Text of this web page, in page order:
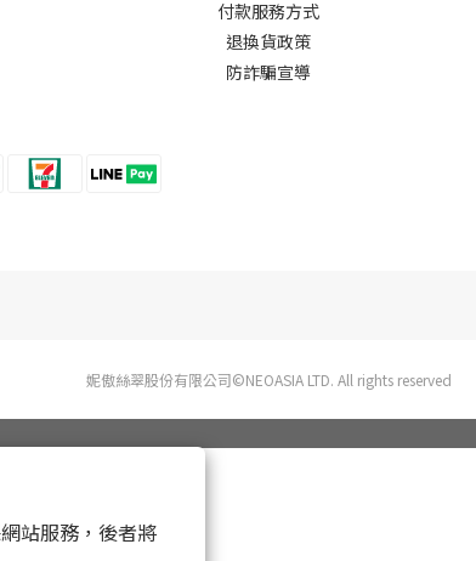
站服務，後者將
付款服務方式
退換貨政策
防詐騙宣導
妮傲絲翠股份有限公司©NEOASIA LTD. All rights reserved